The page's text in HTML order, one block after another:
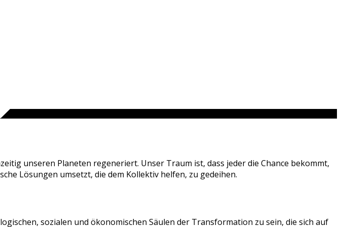
unseren Planeten regeneriert. Unser Traum ist, dass jeder die Chance bekommt,
Lösungen umsetzt, die dem Kollektiv helfen, zu gedeihen.
sozialen und ökonomischen Säulen der Transformation zu sein, die sich auf